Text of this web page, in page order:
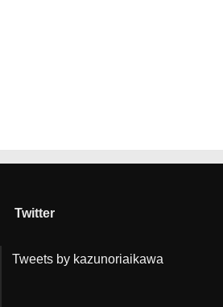
Twitter
Tweets by kazunoriaikawa